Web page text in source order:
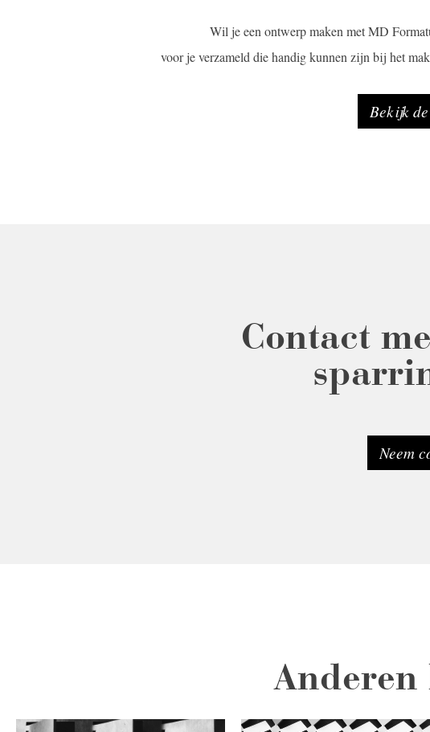
Wil je een ontwerp maken met MD
voor je verzameld die handig kunnen zijn bij het
Bekijk
Contact
Neem
Anderen